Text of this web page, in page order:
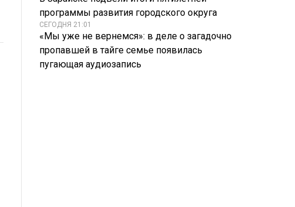
программы развития городского округа
СЕГОДНЯ 21:01
«Мы уже не вернемся»: в деле о загадочно
пропавшей в тайге семье появилась
пугающая аудиозапись